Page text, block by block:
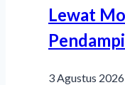
Lewat
3 Agustus 2026